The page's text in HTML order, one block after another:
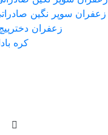
زعفران سوپر نگین
زعفران
کره